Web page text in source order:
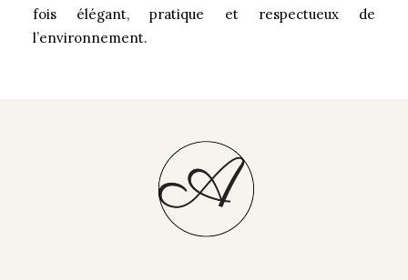
fois élégant, pratique et respectueux de
l’environnement.